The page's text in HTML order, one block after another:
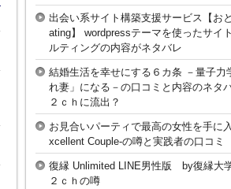
出会い系サイト構築支援サービス【お
ating】 wordpressテーマを使ったサイ
ルティングの内容がネタバレ
結婚生活を幸せにする６カ条 －量子力
れ妻」になる－の口コミと内容のネタ
２ｃｈに流出？
お見合いパーティで最高の女性を手に
xcellent Couple-の噂と実践者の口コミ
復縁 Unlimited LINE男性版 by復縁大
２ｃｈの噂